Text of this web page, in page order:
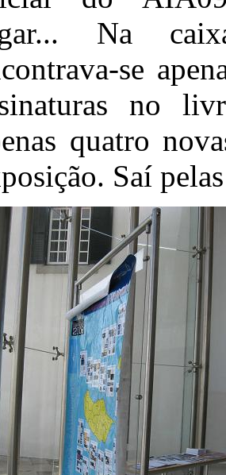
Na
se
no
quatro
Saí